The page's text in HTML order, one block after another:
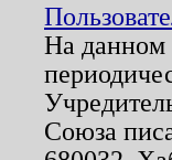
На данном
Союза